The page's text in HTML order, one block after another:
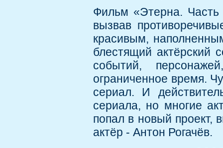
Фильм «Этерна. Часть
вызвав
красивым,
блестящий актёрский
событий,
ограниченное время.
сериал. И
сериала, но многие
попал в новый проект,
актёр - Антон Рогачёв.